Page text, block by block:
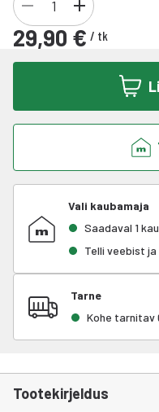
29,90 € / tk
Vali kaubamaja
Saadaval 1
Telli veebist
Tarne
Kohe tarnitav
Tootekirjeldus